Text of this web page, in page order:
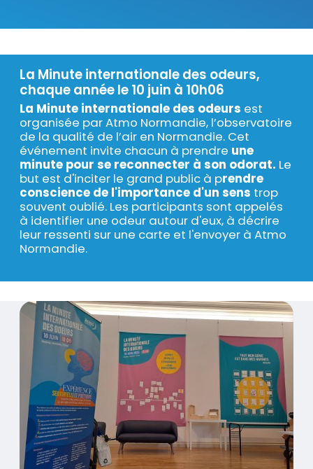
Texte
La Minute internationale des odeurs,
chaque année le 10 juin à 10h06
La Minute internationale des odeurs est
organisée par Atmo Normandie, l’observatoire
de la qualité de l’air en Normandie. Cet
événement invite chacun à prendre une
minute pour se reconnecter à son odorat. Le
but est d'inciter le grand public à prendre
conscience de l'importance d'un sens trop
souvent oublié. Les participants sont appelés
à identifier une odeur autour d'eux, à décrire
leur ressenti sur une carte et l'envoyer à Atmo
Normandie.
Contenus
La Minute internationale des odeurs s'invite au
Visuel